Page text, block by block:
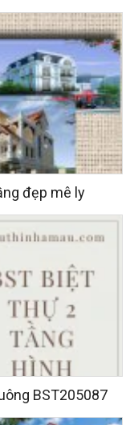
đẹp mê ly
BST205087